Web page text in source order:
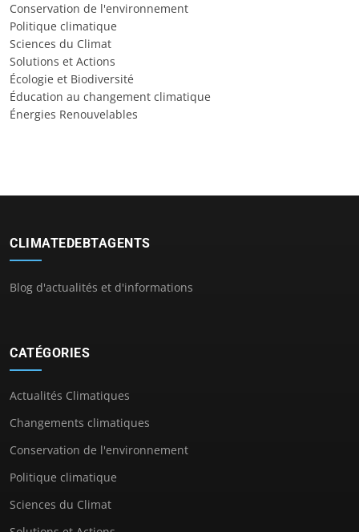
Conservation de l'environnement
Politique climatique
Sciences du Climat
Solutions et Actions
Écologie et Biodiversité
Éducation au changement climatique
Énergies Renouvelables
CLIMATEDEBTAGENTS
Blog d'actualités et d'informations
CATÉGORIES
Actualités Climatiques
Changements climatiques
Conservation de l'environnement
Politique climatique
Sciences du Climat